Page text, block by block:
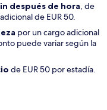
después de hora, de
de EUR 50.
por un cargo adicional
puede variar según la
de EUR 50 por estadía.